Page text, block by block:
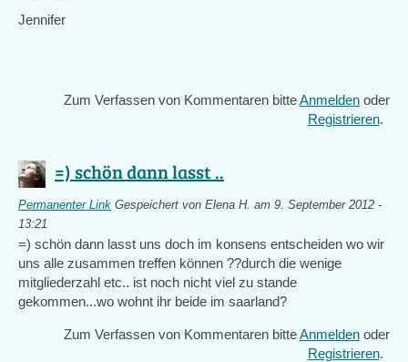
Jennifer
Zum Verfassen von Kommentaren bitteAnmelden oder
Registrieren.
=) schön dann lasst ..
Permanenter Link Gespeichert von Elena H. am 9. September 2012 -
13:21
=) schön dann lasst uns doch im konsens entscheiden wo wir
uns alle zusammen treffen können ??durch die wenige
mitgliederzahl etc.. ist noch nicht viel zu stande
gekommen...wo wohnt ihr beide im saarland?
Zum Verfassen von Kommentaren bitteAnmelden oder
Registrieren.